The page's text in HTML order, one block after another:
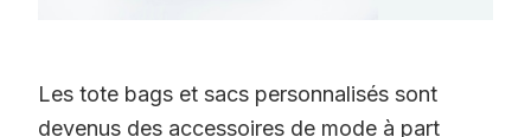
Les tote bags et sacs personnalisés sont
devenus des accessoires de mode à part